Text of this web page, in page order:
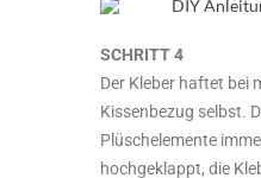
SCHRITT 4
Der Kleber haftet bei
Kissenbezug selbst.
Plüschelemente
hochgeklappt, die